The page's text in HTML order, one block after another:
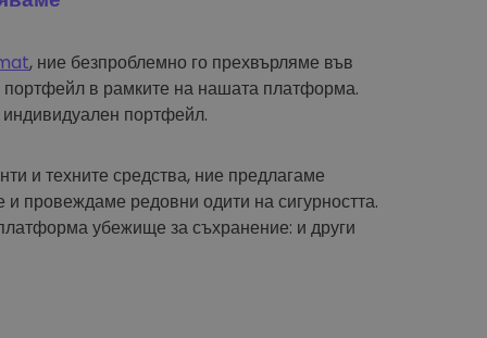
, ние безпроблемно го прехвърляме във
в рамките на нашата платформа.
портфейл.
и техните средства, ние предлагаме
провеждаме редовни одити на сигурността.
убежище за съхранение: и други